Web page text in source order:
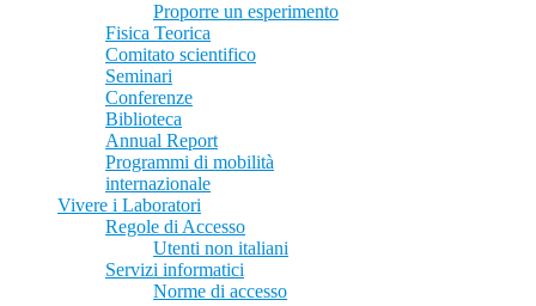
Proporre un esperimento
Fisica Teorica
Comitato scientifico
Seminari
Conferenze
Biblioteca
Annual Report
Programmi di mobilità
internazionale
Vivere i Laboratori
Regole di Accesso
Utenti non italiani
Servizi informatici
Norme di accesso